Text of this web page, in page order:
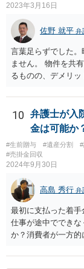
2023年3月16日
佐野 就平 弁
言葉足らずでした
ません。 物件を共
るものの、デメリ
10
弁護士が入
金は可能か
#生前贈与 #遺産分割
#売掛金回収
2024年9月30日
高島 秀行 弁
最初に支払った着
仕事が途中ででき
か？消費者が一方
務があると思いま